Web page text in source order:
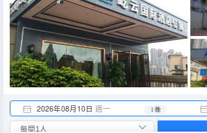
2026年08月10日 週一 1 晚